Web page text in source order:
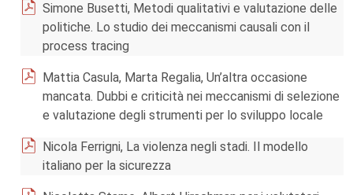
Simone Busetti, Metodi qualitativi e valutazione delle
politiche. Lo studio dei meccanismi causali con il
process tracing
Mattia Casula, Marta Regalia, Un’altra occasione
mancata. Dubbi e criticità nei meccanismi di selezione
e valutazione degli strumenti per lo sviluppo locale
Nicola Ferrigni, La violenza negli stadi. Il modello
italiano per la sicurezza